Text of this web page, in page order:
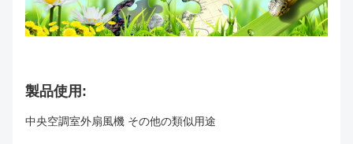
製品使用:
中央空調室外扇風機 その他の類似用途